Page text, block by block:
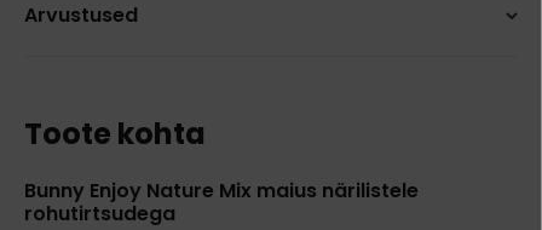
Arvustused
Toote kohta
Bunny Enjoy Nature Mix maius närilistele
rohutirtsudega